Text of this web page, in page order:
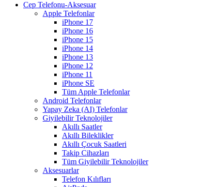
Cep Telefonu-Aksesuar
Apple Telefonlar
iPhone 17
iPhone 16
iPhone 15
iPhone 14
iPhone 13
iPhone 12
iPhone 11
iPhone SE
Tüm Apple Telefonlar
Android Telefonlar
Yapay Zeka (AI) Telefonlar
Giyilebilir Teknolojiler
Akıllı Saatler
Akıllı Bileklikler
Akıllı Çocuk Saatleri
Takip Cihazları
Tüm Giyilebilir Teknolojiler
Aksesuarlar
Telefon Kılıfları